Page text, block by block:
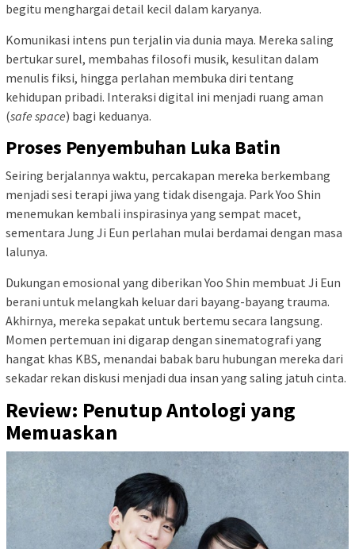
begitu menghargai detail kecil dalam karyanya.
Komunikasi intens pun terjalin via dunia maya. Mereka saling
bertukar surel, membahas filosofi musik, kesulitan dalam
menulis fiksi, hingga perlahan membuka diri tentang
kehidupan pribadi. Interaksi digital ini menjadi ruang aman
(safe space) bagi keduanya.
Proses Penyembuhan Luka Batin
Seiring berjalannya waktu, percakapan mereka berkembang
menjadi sesi terapi jiwa yang tidak disengaja. Park Yoo Shin
menemukan kembali inspirasinya yang sempat macet,
sementara Jung Ji Eun perlahan mulai berdamai dengan masa
lalunya.
Dukungan emosional yang diberikan Yoo Shin membuat Ji Eun
berani untuk melangkah keluar dari bayang-bayang trauma.
Akhirnya, mereka sepakat untuk bertemu secara langsung.
Momen pertemuan ini digarap dengan sinematografi yang
hangat khas KBS, menandai babak baru hubungan mereka dari
sekadar rekan diskusi menjadi dua insan yang saling jatuh cinta.
Review: Penutup Antologi yang
Memuaskan